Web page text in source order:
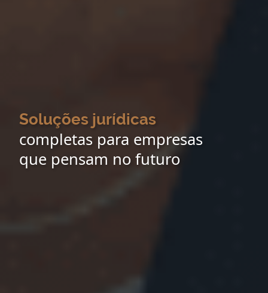
Soluções jurídicas
completas para empresas
que pensam no futuro